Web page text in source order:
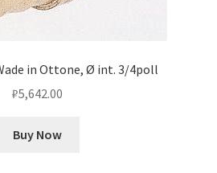
in Ottone, Ø int. 3/4poll
₽5,642.00
Buy Now